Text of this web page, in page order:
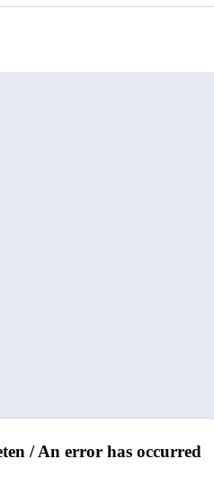
/ An error has occurred